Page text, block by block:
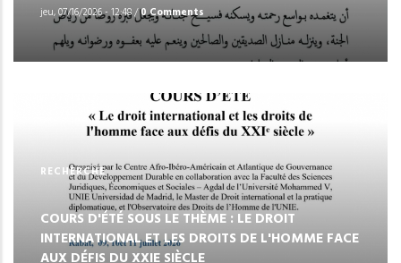
jeu, 07/16/2026 - 12:48/0 Comments
RECHERCHE
COURS D'ÉTÉ SOUS LE THÈME : LE DROIT
INTERNATIONAL ET LES DROITS DE L'HOMME FACE